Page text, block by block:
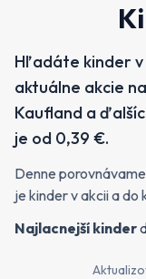
Hľadáte kinder v
aktuálne akcie
Kaufland a
je od 0,39 €.
Denne
je kinder v akcii a
Najlacnejší kinder